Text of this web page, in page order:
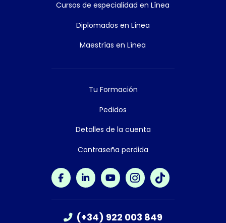
Cursos de especialidad en Línea
Diplomados en Línea
Maestrías en Línea
Tu Formación
Pedidos
Detalles de la cuenta
Contraseña perdida
(+34) 922 003 849